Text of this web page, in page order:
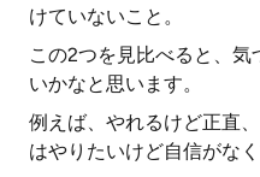
けていないこと。
この2つを見比べると、
いかなと思います。
例えば、やれるけど正直
はやりたいけど自信がな